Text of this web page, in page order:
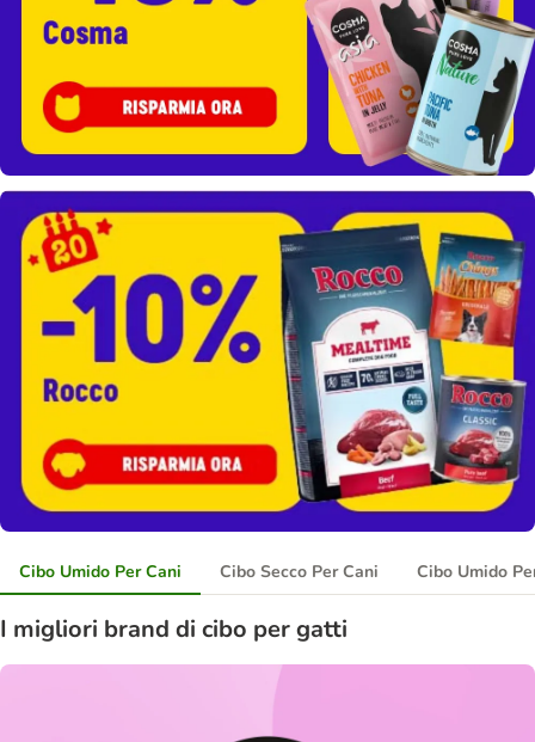
Cibo Umido Per Cani Cibo Secco Per Cani Cibo Umido
I migliori brand di cibo per gatti